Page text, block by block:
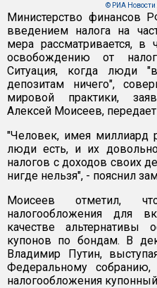
© РИА Новости
Министерство финансов
введением налога на
мера рассматривается, в
освобождению от
Ситуация, когда люди
депозитам ничего",
мировой практики,
Алексей Моисеев,
"Человек, имея миллиард
люди есть, и их
налогов с доходов своих
нигде нельзя", - пояснил
Моисеев отметил,
налогообложения для
качестве альтернативы
купонов по бондам. В
Владимир Путин,
Федеральному
налогообложения